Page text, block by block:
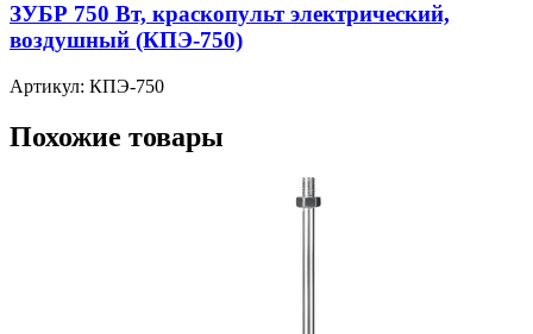
ЗУБР 750 Вт, краскопульт электрический,
воздушный (КПЭ-750)
Артикул: КПЭ-750
Похожие товары